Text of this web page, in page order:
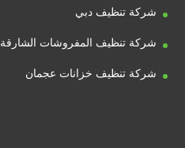
شركة تنظيف دبي
شركة تنظيف المفروشات الشارقة
شركة تنظيف خزانات عجمان